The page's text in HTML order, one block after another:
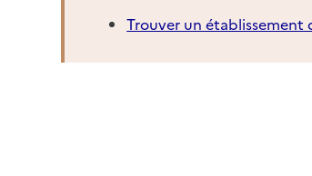
Trouver un établissement